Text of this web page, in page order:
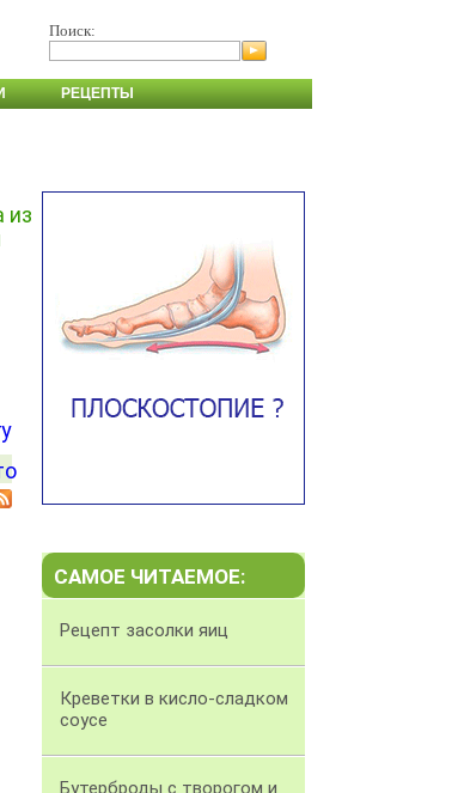
Поиск:
РЕЦЕПТЫ
из
САМОЕ ЧИТАЕМОЕ:
Рецепт засолки яиц
Креветки в кисло-сладком
соусе
Бутерброды с творогом и